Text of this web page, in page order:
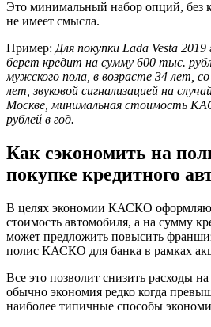
Это минимальный набор опций, без
не имеет смысла.
Пример: Для покупки Lada Vesta
берет кредит на сумму 600 тыс.
мужского пола, в возрасте 34 лет,
лет, звуковой сигнализацией на
Москве, минимальная стоимость
рублей в год.
Как сэкономить на
покупке кредитного
В целях экономии КАСКО
стоимость автомобиля, а на сумму
может предложить повысить
полис КАСКО для банка в рамках
Все это позволит снизить расходы
обычно экономия редко когда
наиболее типичные способы